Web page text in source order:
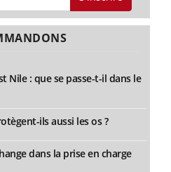
Nile : que se passe-t-il dans le
ils aussi les os ?
dans la prise en charge